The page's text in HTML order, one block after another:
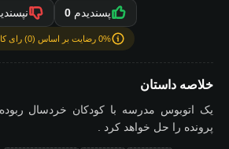
پسندیدم 0
0% رضایت بر اساس (0) رای کاربران
خلاصه داستان
یک اتوبوس مدرسه با کودکان خردسال
پرونده را حل خواهد کرد .